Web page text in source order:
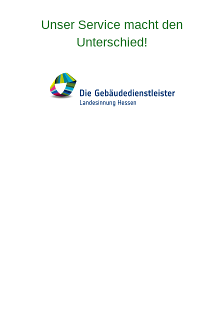
Unser Service macht den
Unterschied!